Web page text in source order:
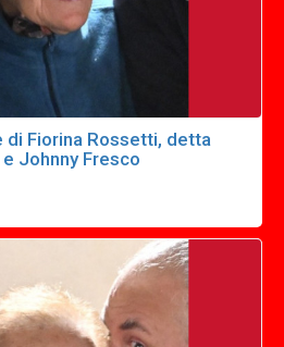
di Fiorina Rossetti, detta
Johnny Fresco